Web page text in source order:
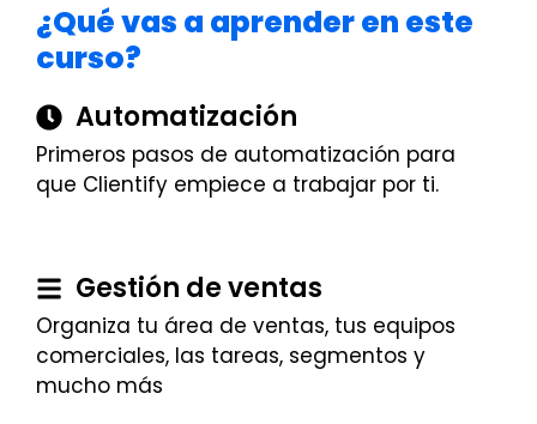
¿Qué vas a aprender en este
curso?
Automatización
Primeros pasos de automatización para
que Clientify empiece a trabajar por ti.
Gestión de ventas
Organiza tu área de ventas, tus equipos
comerciales, las tareas, segmentos y
mucho más